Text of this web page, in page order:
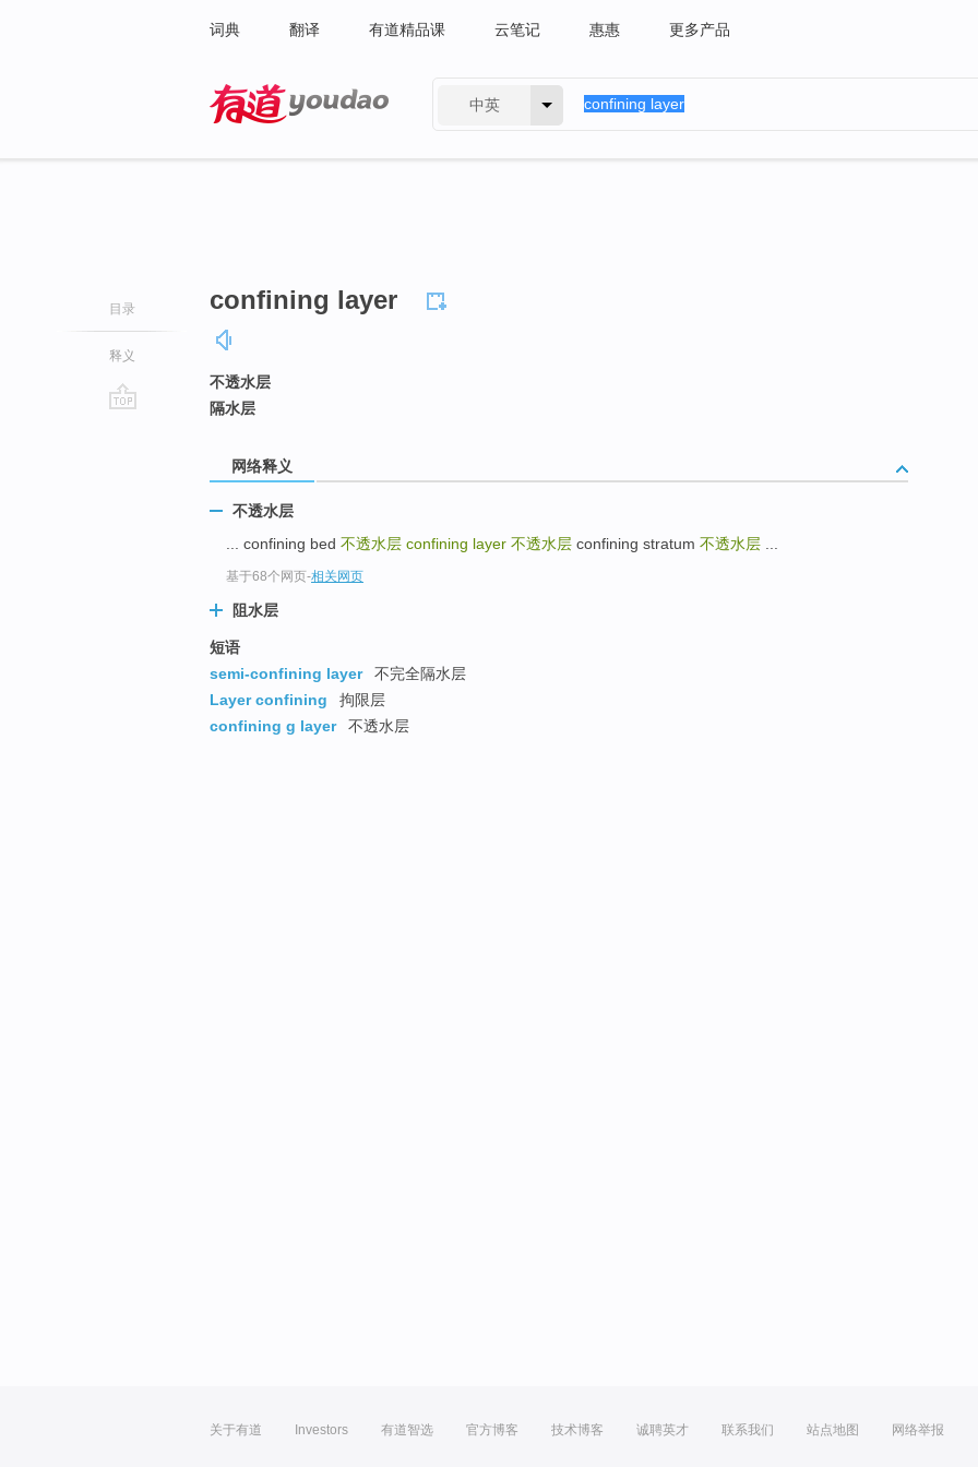
词典 翻译 有道精品课 云笔记 惠惠 更多产品
中英
目录
释义
confining layer
不透水层
隔水层
网络释义
不透水层
... confining bed 不透水层 confining layer 不透水层 confining stratum 不透水层
基于68个网页-相关网页
阻水层
短语
semi-confining layer
不完全隔水层
Layer confining
拘限层
confining g layer
不透水层
关于有道 Investors 有道智选 官方博客 技术博客 诚聘英才 联系我们 站点地图 网络举报